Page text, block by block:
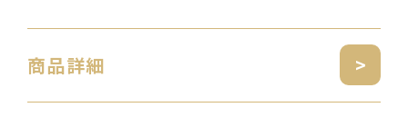
商品詳細